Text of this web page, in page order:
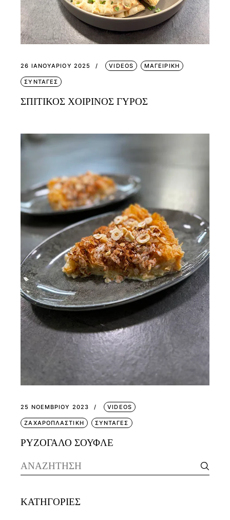
26 ΙΑΝΟΥΑΡΊΟΥ 2025 VIDEOS ΜΑΓΕΙΡΙΚΗ
ΣΥΝΤΑΓΕΣ
ΣΠΙΤΙΚΟΣ ΧΟΙΡΙΝΟΣ ΓΥΡΟΣ
25 ΝΟΕΜΒΡΊΟΥ 2023 VIDEOS
ΖΑΧΑΡΟΠΛΑΣΤΙΚΗ ΣΥΝΤΑΓΕΣ
ΡΥΖΟΓΑΛΟ ΣΟΥΦΛΕ
Search
for:
KΑΤΗΓΟΡΊΕΣ